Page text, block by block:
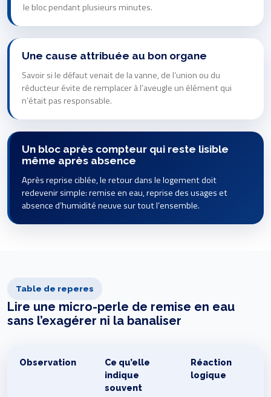
le bloc pendant plusieurs minutes.
Une cause attribuée au bon organe
Savoir si le défaut venait de la vanne, de l’union ou du
réducteur évite de remplacer à l’aveugle un élément qui
n’était pas responsable.
Un bloc après compteur qui reste lisible
même après absence
Après reprise ciblée, le retour dans le logement doit
redevenir simple: remise en eau, reprise des usages et
absence d’humidité neuve sur tout l’ensemble.
Table de reperes
Lire une micro-perle de remise en eau
sans l’exagérer ni la banaliser
Observation
Ce qu’elle
indique
souvent
Réaction
logique